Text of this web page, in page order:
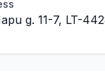
g. 11-7, LT-